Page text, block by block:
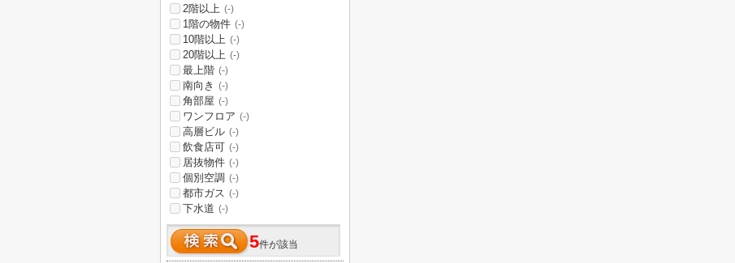
2階以上 (-)
1階の物件 (-)
10階以上 (-)
20階以上 (-)
最上階 (-)
南向き (-)
角部屋 (-)
ワンフロア (-)
高層ビル (-)
飲食店可 (-)
居抜物件 (-)
個別空調 (-)
都市ガス (-)
下水道 (-)
5件が該当